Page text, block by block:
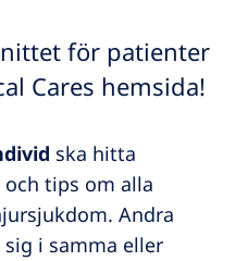
för patienter
Cares hemsida!
ska hitta
tips om alla
Andra
i samma eller